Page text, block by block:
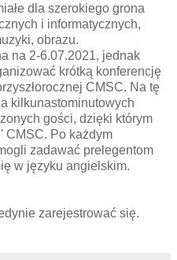
dla szerokiego grona
i informatycznych,
obrazu.
na 2-6.07.2021, jednak
krótką konferencję
CMSC. Na tę
kilkunastominutowych
gości, dzięki którym
CMSC. Po każdym
zadawać prelegentom
w języku angielskim.
zarejestrować się.